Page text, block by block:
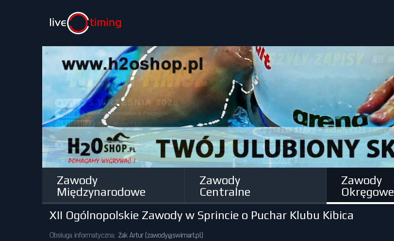
Zawody
Międzynarodowe
Zawody
Centralne
Zawody
Okręgowe
XII Ogólnopolskie Zawody w Sprincie o Puchar Klubu Kibica
Obsługa informatyczna: Żak Artur (zawody@swimart.pl)